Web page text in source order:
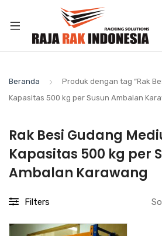
Beranda
Produk dengan tag “Rak
Kapasitas 500 kg per Susun Ambalan
Rak Besi Gudang
Kapasitas 500 kg per
Ambalan Karawang
Filters